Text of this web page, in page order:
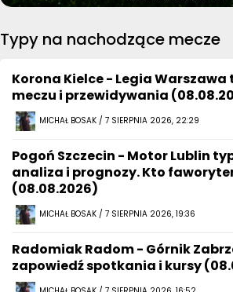
Typy na nachodzące mecze
Korona Kielce - Legia
meczu i przewidywania
MICHAŁ BOSAK / 7 SIERPNIA 2026, 22:29
Pogoń Szczecin - Motor Lublin
analiza i prognozy. Kto
(08.08.2026)
MICHAŁ BOSAK / 7 SIERPNIA 2026, 19:36
Radomiak Radom - Górnik
zapowiedź spotkania i kursy